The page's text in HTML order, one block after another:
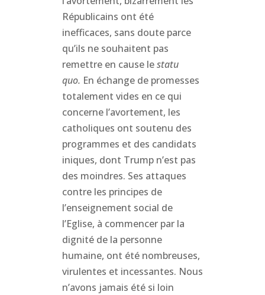
Républicains ont été
inefficaces, sans doute parce
qu’ils ne souhaitent pas
remettre en cause lestatu
quo. En échange de promesses
totalement vides en ce qui
concerne l’avortement, les
catholiques ont soutenu des
programmes et des candidats
iniques, dont Trump n’est pas
des moindres. Ses attaques
contre les principes de
l’enseignement social de
l’Eglise, à commencer par la
dignité de la personne
humaine, ont été nombreuses,
virulentes et incessantes. Nous
n’avons jamais été si loin